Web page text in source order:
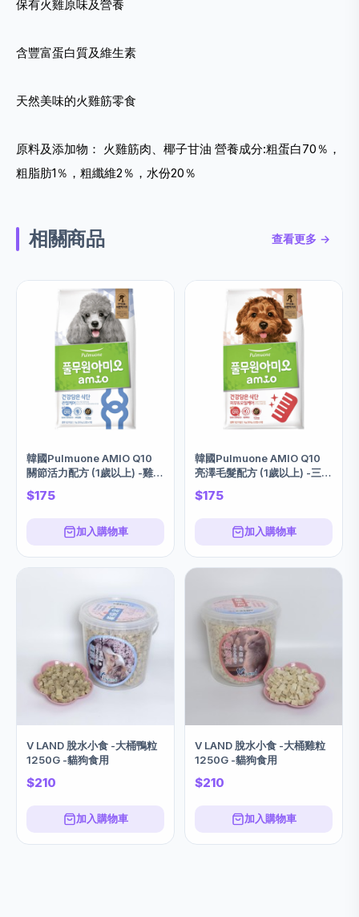
保有火雞原味及營養
含豐富蛋白質及維生素
天然美味的火雞筋零食
原料及添加物： 火雞筋肉、椰子甘油 營養成分:粗蛋白70％，
粗脂肪1％，粗纖維2％，水份20％
相關商品 查看更多 →
韓國Pulmuone AMIO Q10
關節活力配方 (1歲以上) -雞肉
1KG
$175
加入購物車
韓國Pulmuone AMIO Q10
亮澤毛髮配方 (1歲以上) -三文
魚味 1KG
$175
加入購物車
V LAND 脫水小食 -大桶鴨粒
1250G -貓狗食用
$210
加入購物車
V LAND 脫水小食 -大桶雞粒
1250G -貓狗食用
$210
加入購物車